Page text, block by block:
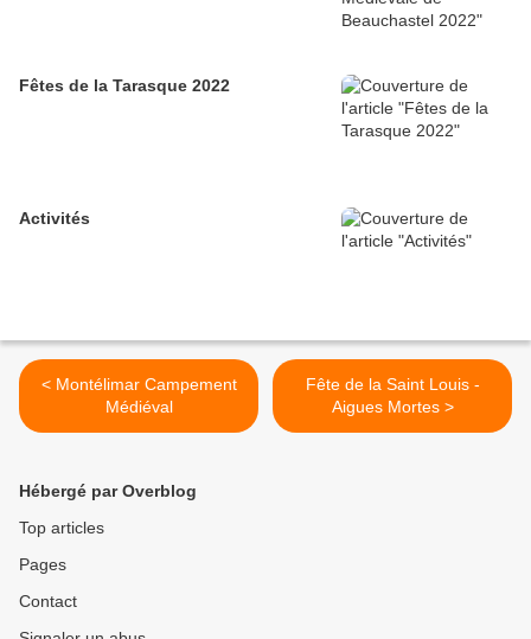
Fêtes de la Tarasque 2022
Activités
< Montélimar Campement
Médiéval
Fête de la Saint Louis -
Aigues Mortes >
Hébergé par Overblog
Top articles
Pages
Contact